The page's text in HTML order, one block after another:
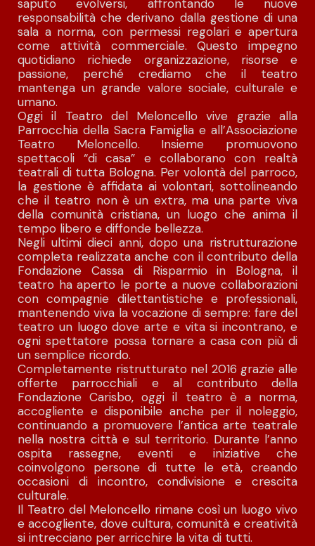
saputo evolversi, affrontando le nuove
responsabilità che derivano dalla gestione di una
sala a norma, con permessi regolari e apertura
come attività commerciale. Questo impegno
quotidiano richiede organizzazione, risorse e
passione, perché crediamo che il teatro
mantenga un grande valore sociale, culturale e
umano.
Oggi il Teatro del Meloncello vive grazie alla
Parrocchia della Sacra Famiglia e all’Associazione
Teatro Meloncello. Insieme promuovono
spettacoli “di casa” e collaborano con realtà
teatrali di tutta Bologna. Per volontà del parroco,
la gestione è affidata ai volontari, sottolineando
che il teatro non è un extra, ma una parte viva
della comunità cristiana, un luogo che anima il
tempo libero e diffonde bellezza.
Negli ultimi dieci anni, dopo una ristrutturazione
completa realizzata anche con il contributo della
Fondazione Cassa di Risparmio in Bologna, il
teatro ha aperto le porte a nuove collaborazioni
con compagnie dilettantistiche e professionali,
mantenendo viva la vocazione di sempre: fare del
teatro un luogo dove arte e vita si incontrano, e
ogni spettatore possa tornare a casa con più di
un semplice ricordo.
Completamente ristrutturato nel 2016 grazie alle
offerte parrocchiali e al contributo della
Fondazione Carisbo, oggi il teatro è a norma,
accogliente e disponibile anche per il noleggio,
continuando a promuovere l’antica arte teatrale
nella nostra città e sul territorio. Durante l’anno
ospita rassegne, eventi e iniziative che
coinvolgono persone di tutte le età, creando
occasioni di incontro, condivisione e crescita
culturale.
Il Teatro del Meloncello rimane così un luogo vivo
e accogliente, dove cultura, comunità e creatività
si intrecciano per arricchire la vita di tutti.